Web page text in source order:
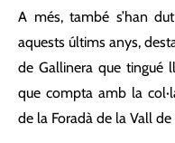
A més, també s’han
aquests últims anys,
de Gallinera que tingué
que compta amb la
de la Foradà de la Vall de